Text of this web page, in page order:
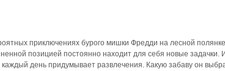
приключениях бурого мишки Фредди на лесной
позицией постоянно находит для себя новые задачки.
день придумывает развлечения. Какую забаву он